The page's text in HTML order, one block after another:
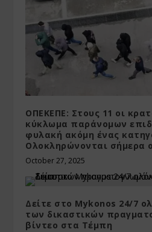
ΟΠΕΚΕΠΕ: Στους 11 οι
κύκλωμα παράνομων
φυλακή ακόμη ένας
Ολοκληρώνονται σήμερα
October 27, 2025
Δείτε στο Mykonos 24/7
των δικαστικών
βίντεο στα Τέμπη